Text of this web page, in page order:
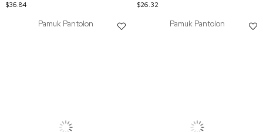
$36.84
$26.32
Pamuk Pantolon Pamuk Pantolon